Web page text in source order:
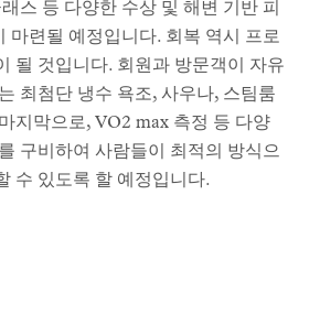
스 등 다양한 수상 및 해변 기반 피
마련될 예정입니다. 회복 역시 프로
될 것입니다. 회원과 방문객이 자유
최첨단 냉수 욕조, 사우나, 스팀룸
지막으로, VO2 max 측정 등 다양
구비하여 사람들이 최적의 방식으
수 있도록 할 예정입니다.